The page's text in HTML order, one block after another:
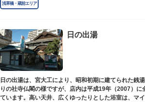
浅草橋・蔵前エリア
日の出湯
日の出湯は、宮大工により、昭和初期に建てられた銭
りの社寺仏閣の様ですが、店内は平成19年（2007）に
ています。高い天井、広くゆったりとした浴室は、マ